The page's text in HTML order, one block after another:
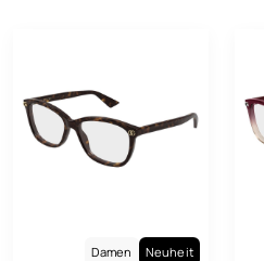
Damen Neuheit